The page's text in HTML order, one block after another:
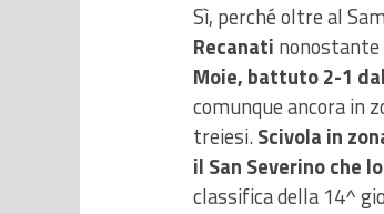
Sì, perché oltre al
Recanati
Moie, battuto 2-1
comunque ancora in
treiesi.Scivola in
il San Severino che
classifica della 14^